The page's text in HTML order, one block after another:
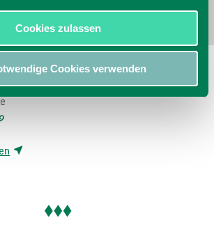
Cookies zulassen
Cookies verwenden
1